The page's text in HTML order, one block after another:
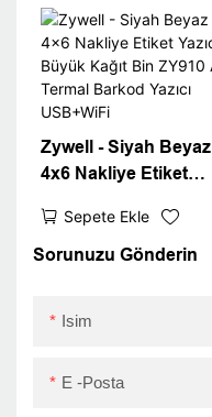
Waybill Yazıcı ZY910
USB+WiFi
Zywell - Siyah Beyaz
4x6 Nakliye Etiket
ZY910 A6 Termal
Barkod Yazıcı
Sepete Ekle
Sorunuzu Gönderin
Isim
E -posta